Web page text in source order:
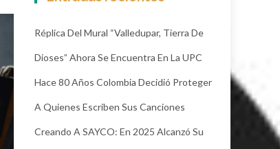
Réplica Del Mural “Valledupar, Tierra De
Dioses” Ahora Se Encuentra En La UPC
Hace 80 Años Colombia Decidió Proteger
A Quienes Escriben Sus Canciones
Creando A SAYCO: En 2025 Alcanzó Su